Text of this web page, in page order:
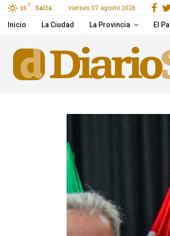
15 C Salta viernes 07 agosto 2026
Secure & Easy
Inicio La Ciudad La Provincia El